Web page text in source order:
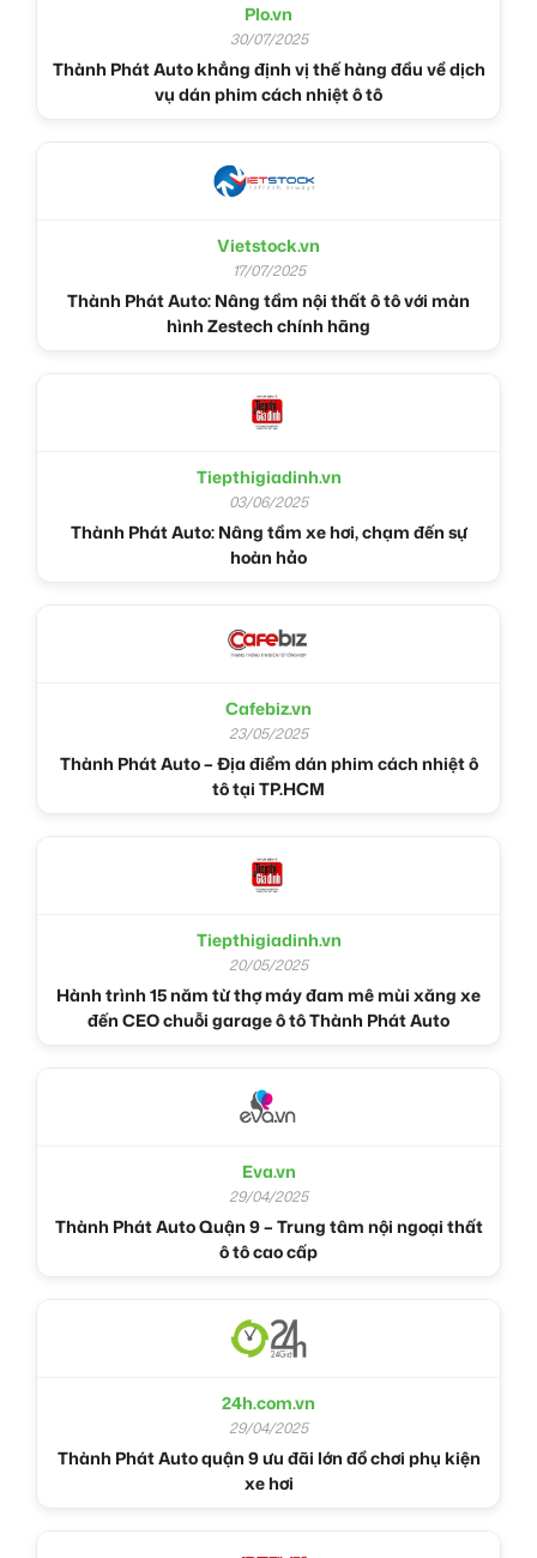
Plo.vn
30/07/2025
Thành Phát Auto khẳng định vị thế hàng đầu về dịch
vụ dán phim cách nhiệt ô tô
Vietstock.vn
17/07/2025
Thành Phát Auto: Nâng tầm nội thất ô tô với màn
hình Zestech chính hãng
Tiepthigiadinh.vn
03/06/2025
Thành Phát Auto: Nâng tầm xe hơi, chạm đến sự
hoàn hảo
Cafebiz.vn
23/05/2025
Thành Phát Auto – Địa điểm dán phim cách nhiệt ô
tô tại TP.HCM
Tiepthigiadinh.vn
20/05/2025
Hành trình 15 năm từ thợ máy đam mê mùi xăng xe
đến CEO chuỗi garage ô tô Thành Phát Auto
Eva.vn
29/04/2025
Thành Phát Auto Quận 9 – Trung tâm nội ngoại thất
ô tô cao cấp
24h.com.vn
29/04/2025
Thành Phát Auto quận 9 ưu đãi lớn đồ chơi phụ kiện
xe hơi